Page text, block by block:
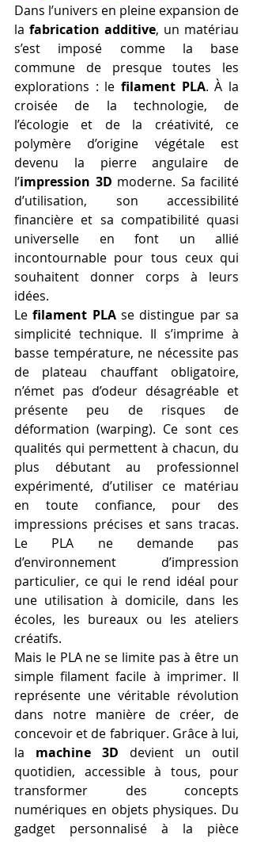
Dans l’univers en pleine expansion de
la fabrication additive, un matériau
s’est imposé comme la base
commune de presque toutes les
explorations : le filament PLA. À la
croisée de la technologie, de
l’écologie et de la créativité, ce
polymère d’origine végétale est
devenu la pierre angulaire de
l’impression 3D moderne. Sa facilité
d’utilisation, son accessibilité
financière et sa compatibilité quasi
universelle en font un allié
incontournable pour tous ceux qui
souhaitent donner corps à leurs
idées.
Le filament PLA se distingue par sa
simplicité technique. Il s’imprime à
basse température, ne nécessite pas
de plateau chauffant obligatoire,
n’émet pas d’odeur désagréable et
présente peu de risques de
déformation (warping). Ce sont ces
qualités qui permettent à chacun, du
plus débutant au professionnel
expérimenté, d’utiliser ce matériau
en toute confiance, pour des
impressions précises et sans tracas.
Le PLA ne demande pas
d’environnement d’impression
particulier, ce qui le rend idéal pour
une utilisation à domicile, dans les
écoles, les bureaux ou les ateliers
créatifs.
Mais le PLA ne se limite pas à être un
simple filament facile à imprimer. Il
représente une véritable révolution
dans notre manière de créer, de
concevoir et de fabriquer. Grâce à lui,
la machine 3D devient un outil
quotidien, accessible à tous, pour
transformer des concepts
numériques en objets physiques. Du
gadget personnalisé à la pièce